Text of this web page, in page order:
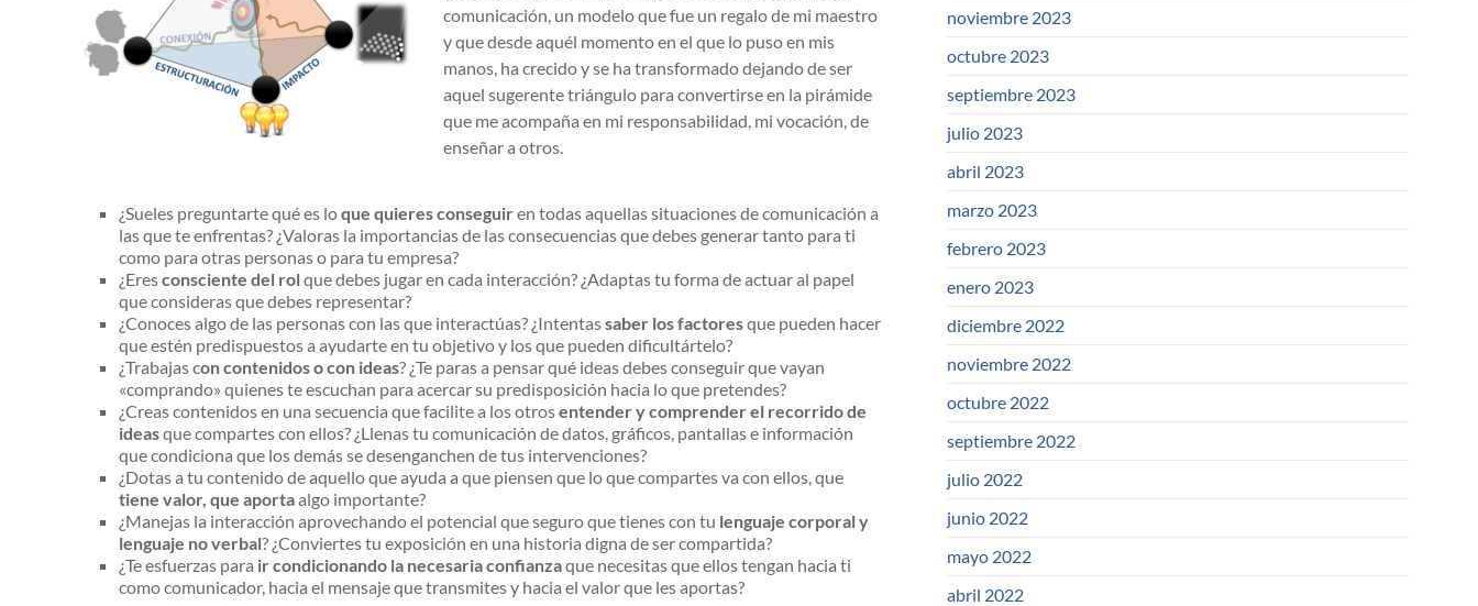
comunicación, un modelo que fue un regalo de mi maestro
y que desde aquél momento en el que lo puso en mis
manos, ha crecido y se ha transformado dejando de ser
aquel sugerente triángulo para convertirse en la pirámide
que me acompaña en mi responsabilidad, mi vocación, de
enseñar a otros.
¿Sueles preguntarte qué es loque quieres conseguiren todas aquellas situaciones de comunicación a
las que te enfrentas? ¿Valoras la importancias de las consecuencias que debes generar tanto para ti
como para otras personas o para tu empresa?
¿Eresconsciente del rolque debes jugar en cada interacción? ¿Adaptas tu forma de actuar al papel
que consideras que debes representar?
¿Conoces algo de las personas con las que interactúas? ¿Intentassaber los factoresque pueden hacer
que estén predispuestos a ayudarte en tu objetivo y los que pueden dificultártelo?
¿Trabajas con contenidos o con ideas? ¿Te paras a pensar qué ideas debes conseguir que vayan
«comprando» quienes te escuchan para acercar su predisposición hacia lo que pretendes?
¿Creas contenidos en una secuencia que facilite a los otrosentender y comprender el recorrido de
ideasque compartes con ellos? ¿Llenas tu comunicación de datos, gráficos, pantallas e información
que condiciona que los demás se desenganchen de tus intervenciones?
¿Dotas a tu contenido de aquello que ayuda a que piensen que lo que compartes va con ellos, que
tiene valor, que aportaalgo importante?
¿Manejas la interacción aprovechando el potencial que seguro que tienes con tu lenguaje corporal y
lenguaje no verbal? ¿Conviertes tu exposición en una historia digna de ser compartida?
¿Te esfuerzas para ir condicionando la necesaria confianzaque necesitas que ellos tengan hacia ti
como comunicador, hacia el mensaje que transmites y hacia el valor que les aportas?
noviembre 2023
octubre 2023
septiembre 2023
julio 2023
abril 2023
marzo 2023
febrero 2023
enero 2023
diciembre 2022
noviembre 2022
octubre 2022
septiembre 2022
julio 2022
junio 2022
mayo 2022
abril 2022